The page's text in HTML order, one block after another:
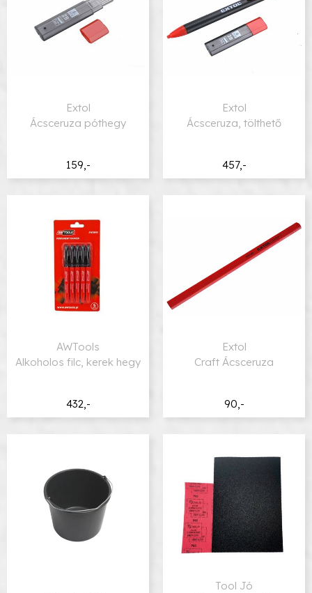
159,-
Extol
Ácsceruza póthegy
457,-
Extol
Ácsceruza, tölthető
432,-
AWTools
Alkoholos filc, kerek hegy
90,-
Extol
Craft Ácsceruza
Tool Jó